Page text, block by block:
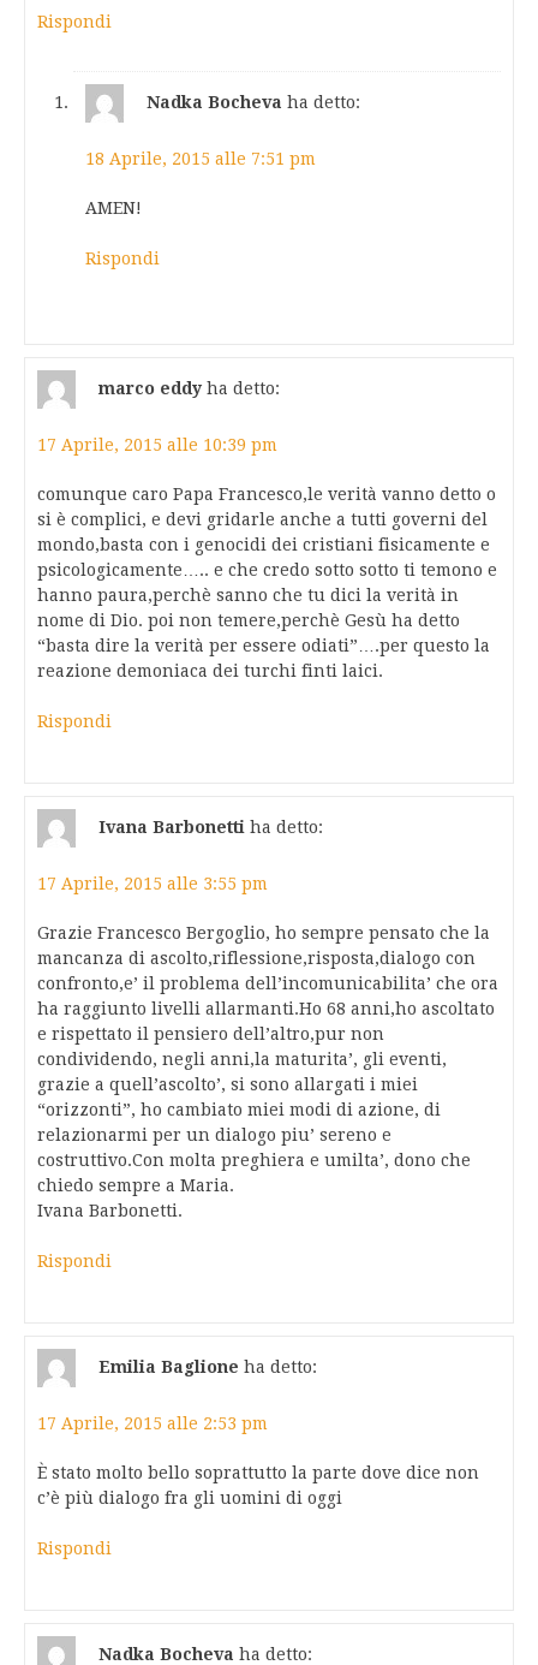
Rispondi
Nadka Bocheva ha detto:
18 Aprile, 2015 alle 7:51 pm
AMEN!
Rispondi
marco eddy ha detto:
17 Aprile, 2015 alle 10:39 pm
comunque caro Papa Francesco,le verità vanno detto o
si è complici, e devi gridarle anche a tutti governi del
mondo,basta con i genocidi dei cristiani fisicamente e
psicologicamente….. e che credo sotto sotto ti temono e
hanno paura,perchè sanno che tu dici la verità in
nome di Dio. poi non temere,perchè Gesù ha detto
“basta dire la verità per essere odiati”….per questo la
reazione demoniaca dei turchi finti laici.
Rispondi
Ivana Barbonetti ha detto:
17 Aprile, 2015 alle 3:55 pm
Grazie Francesco Bergoglio, ho sempre pensato che la
mancanza di ascolto,riflessione,risposta,dialogo con
confronto,e’ il problema dell’incomunicabilita’ che ora
ha raggiunto livelli allarmanti.Ho 68 anni,ho ascoltato
e rispettato il pensiero dell’altro,pur non
condividendo, negli anni,la maturita’, gli eventi,
grazie a quell’ascolto’, si sono allargati i miei
“orizzonti”, ho cambiato miei modi di azione, di
relazionarmi per un dialogo piu’ sereno e
costruttivo.Con molta preghiera e umilta’, dono che
chiedo sempre a Maria.
Ivana Barbonetti.
Rispondi
Emilia Baglione ha detto:
17 Aprile, 2015 alle 2:53 pm
È stato molto bello soprattutto la parte dove dice non
c’è più dialogo fra gli uomini di oggi
Rispondi
Nadka Bocheva ha detto: